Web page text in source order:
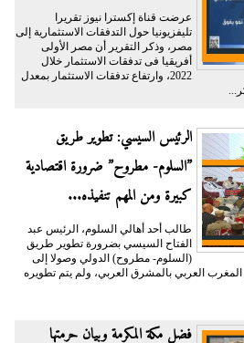
عرضت قناة إكسترا نيوز تقريرا
تليفزيونيا حول التدفقات الاستثمارية إلى
مصر، وذكر التقرير أن مصر الأولى
أفريقيا فى تدفقات الاستثمار خلال
2022، وارتفاع تدفقات الاستثمار بمعدل
الرئيس السيسي: تطوير طريق
”السلوم- مطروح” ضرورة اقتصادية
كبيرة ومن المهم تنفيذه...
طالب أحد أهالي السلوم، الرئيس عبد
الفتاح السيسي بضرورة تطوير طريق
(السلوم- مطروح) الدولي وصولا إلى
العربي بالمشرق العربي، ولم يتم تطويره
فضل مكة المكرمة وبيان حرمتها